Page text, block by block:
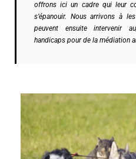
offrons ici un cadre qui leur
s’épanouir. Nous arrivons à
peuvent ensuite intervenir
handicaps pour de la médiation